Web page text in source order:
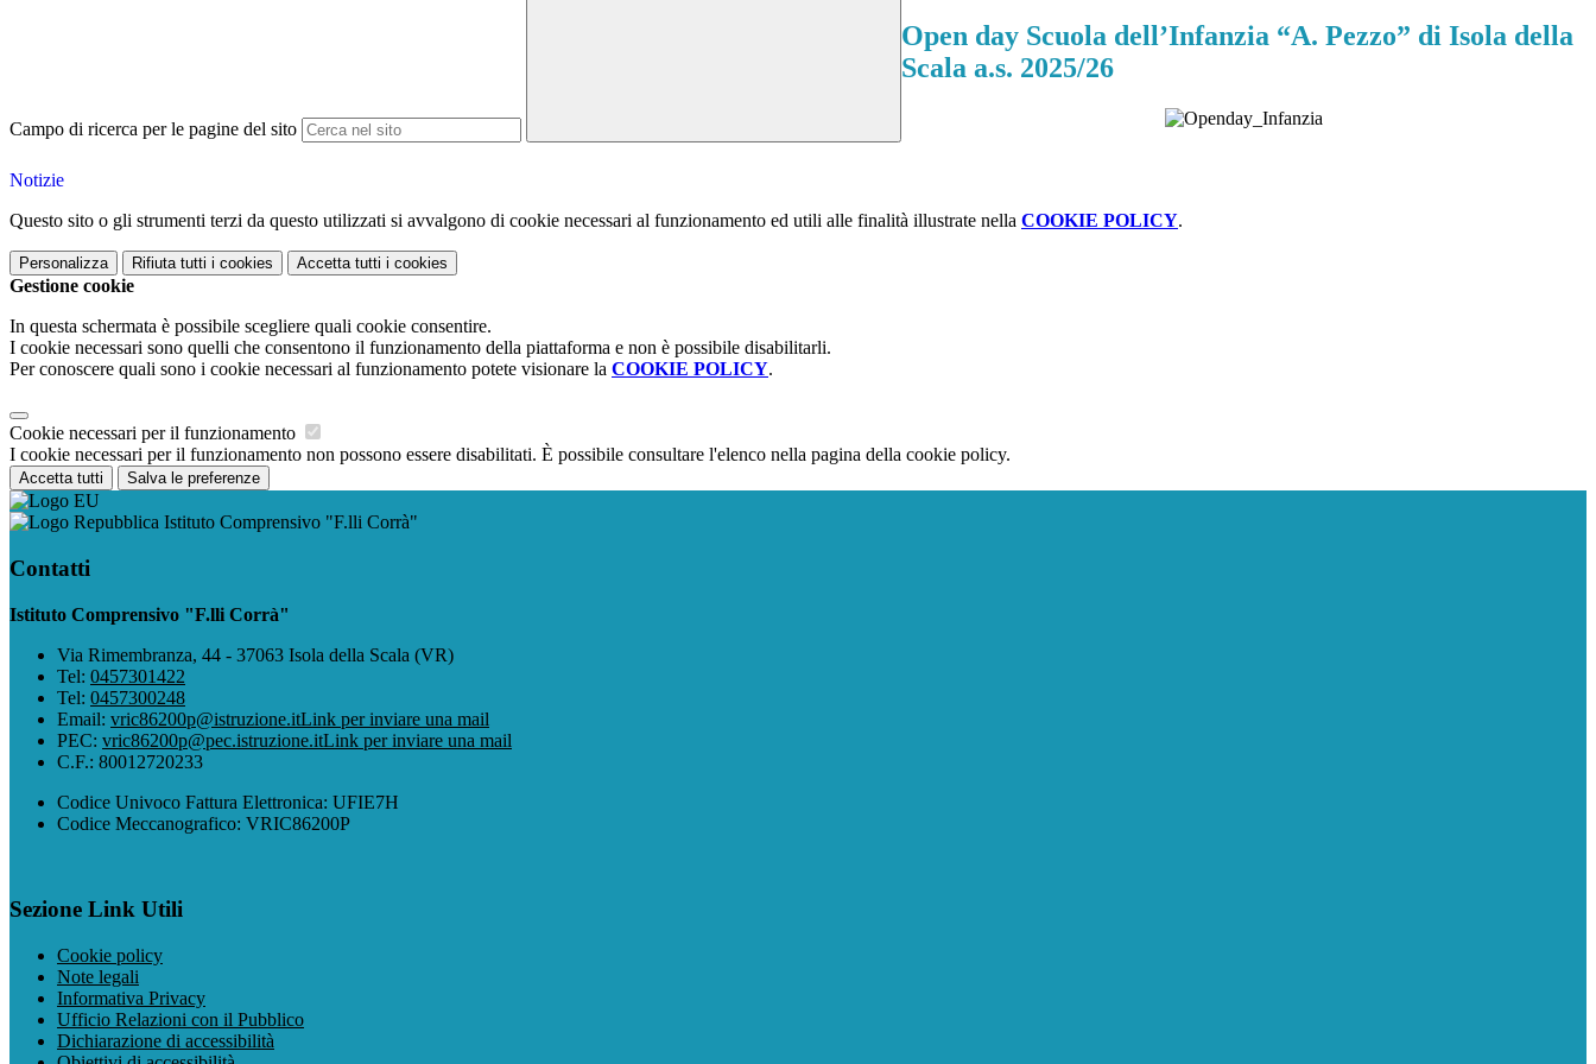
Campo di ricerca per le pagine del sito
Open day Scuola dell’Infanzia “A. Pezzo” di Isola della
Scala a.s. 2025/26
Notizie
Questo sito o gli strumenti terzi da questo utilizzati si avvalgono di cookie necessari al funzionamento ed utili alle finalità illustrate nella COOKIE POLICY.
Personalizza Rifiuta tutti i cookies Accetta tutti i cookies
Gestione cookie
In questa schermata è possibile scegliere quali cookie consentire.
I cookie necessari sono quelli che consentono il funzionamento della piattaforma e non è possibile disabilitarli.
Per conoscere quali sono i cookie necessari al funzionamento potete visionare la COOKIE POLICY.
Cookie necessari per il funzionamento
I cookie necessari per il funzionamento non possono essere disabilitati. È possibile consultare l'elenco nella pagina della cookie policy.
Accetta tutti Salva le preferenze
Istituto Comprensivo "F.lli Corrà"
Contatti
Istituto Comprensivo "F.lli Corrà"
Via Rimembranza, 44 - 37063 Isola della Scala (VR)
Tel: 0457301422
Tel: 0457300248
Email: vric86200p@istruzione.itLink per inviare una mail
PEC: vric86200p@pec.istruzione.itLink per inviare una mail
C.F.: 80012720233
Codice Univoco Fattura Elettronica: UFIE7H
Codice Meccanografico: VRIC86200P
Sezione Link Utili
Cookie policy
Note legali
Informativa Privacy
Ufficio Relazioni con il Pubblico
Dichiarazione di accessibilità